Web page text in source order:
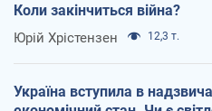
Коли закінчиться війна?
Юрій Хрістензен 12,3 т.
Україна вступила в